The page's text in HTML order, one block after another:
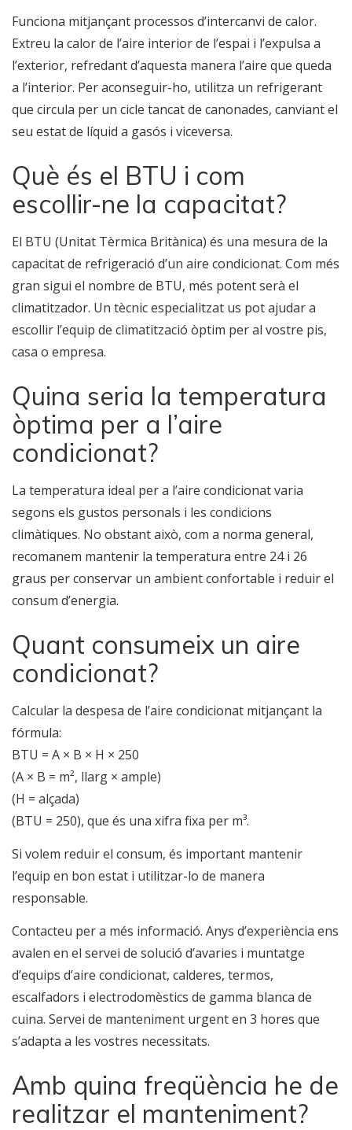
Funciona mitjançant processos d’intercanvi de calor.
Extreu la calor de l’aire interior de l’espai i l’expulsa a
l’exterior, refredant d’aquesta manera l’aire que queda
a l’interior. Per aconseguir-ho, utilitza un refrigerant
que circula per un cicle tancat de canonades, canviant el
seu estat de líquid a gasós i viceversa.
Què és el BTU i com
escollir-ne la capacitat?
El BTU (Unitat Tèrmica Britànica) és una mesura de la
capacitat de refrigeració d’un aire condicionat. Com més
gran sigui el nombre de BTU, més potent serà el
climatitzador. Un tècnic especialitzat us pot ajudar a
escollir l’equip de climatització òptim per al vostre pis,
casa o empresa.
Quina seria la temperatura
òptima per a l’aire
condicionat?
La temperatura ideal per a l’aire condicionat varia
segons els gustos personals i les condicions
climàtiques. No obstant això, com a norma general,
recomanem mantenir la temperatura entre 24 i 26
graus per conservar un ambient confortable i reduir el
consum d’energia.
Quant consumeix un aire
condicionat?
Calcular la despesa de l’aire condicionat mitjançant la
fórmula:
BTU = A × B × H × 250
(A × B = m², llarg × ample)
(H = alçada)
(BTU = 250), que és una xifra fixa per m³.
Si volem reduir el consum, és important mantenir
l’equip en bon estat i utilitzar-lo de manera
responsable.
Contacteu per a més informació. Anys d’experiència ens
avalen en el servei de solució d’avaries i muntatge
d’equips d’aire condicionat, calderes, termos,
escalfadors i electrodomèstics de gamma blanca de
cuina. Servei de manteniment urgent en 3 hores que
s’adapta a les vostres necessitats.
Amb quina freqüència he de
realitzar el manteniment?